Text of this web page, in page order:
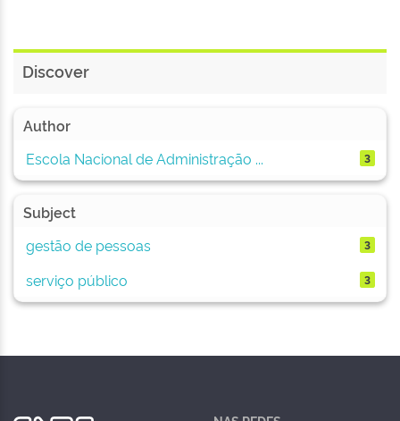
Discover
Author
Escola Nacional de Administração ...
3
Subject
gestão de pessoas
3
serviço público 3